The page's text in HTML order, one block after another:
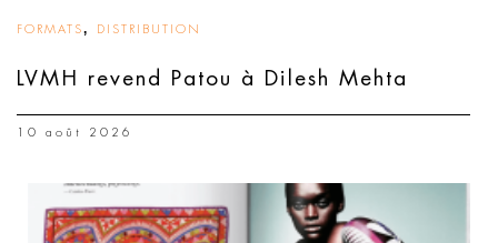
FORMATS, DISTRIBUTION
LVMH revend Patou à Dilesh Mehta
10 août 2026